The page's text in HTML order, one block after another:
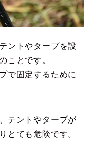
ントやタープを設
ことです。
で固定するために
テントやタープが
とても危険です。